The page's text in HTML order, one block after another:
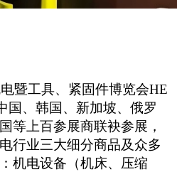
暨工具、紧固件博览会HE
国、韩国、新加坡、俄罗
等上百参展商联袂参展，
行业三大细分商品及众多
机电设备（机床、压缩